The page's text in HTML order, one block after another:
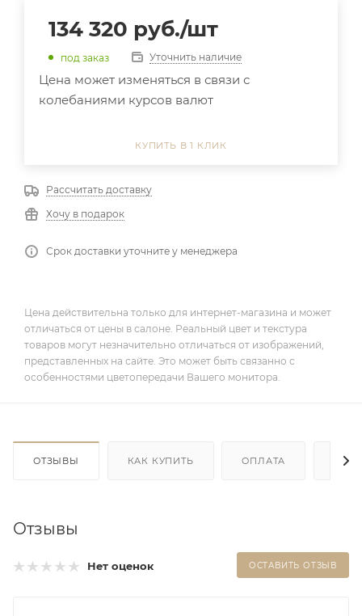
134 320 руб./шт
под заказ Уточнить наличие
Цена может изменяться в связи с
колебаниями курсов валют
КУПИТЬ В 1 КЛИК
Рассчитать доставку
Хочу в подарок
Срок доставки уточните у менеджера
Цена действительна только для интернет-магазина и может
отличаться от цены в салоне. Реальный цвет и текстура
товаров могут незначительно отличаться от изображений,
представленных на сайте. Это может быть связанно с
особенностями цветопередачи Вашего монитора.
ОТЗЫВЫ КАК КУПИТЬ ОПЛАТА
Отзывы
Нет оценок ОСТАВИТЬ ОТЗЫВ